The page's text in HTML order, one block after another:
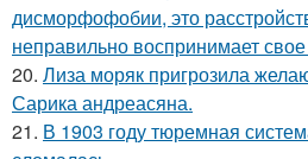
дисморфофобии, это
неправильно воспринимает
20. Лиза моряк пригрозила
Сарика андреасяна.
21. В 1903 году тюремная